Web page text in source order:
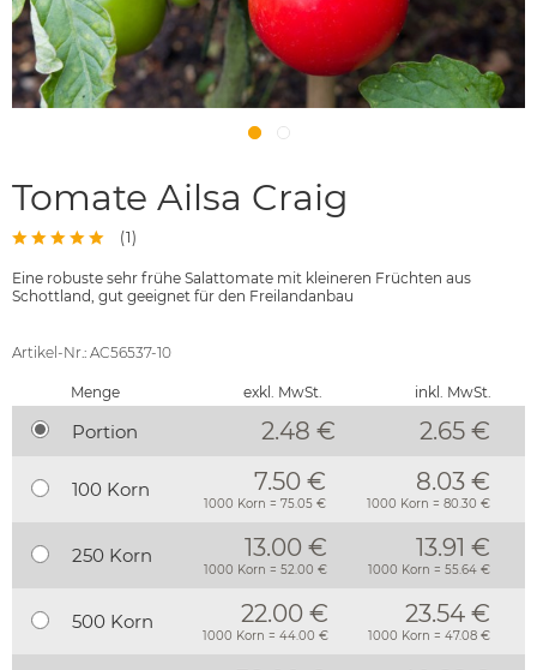
Tomate Ailsa Craig
(1)
Eine robuste sehr frühe Salattomate mit kleineren Früchten aus
Schottland, gut geeignet für den Freilandanbau
Artikel-Nr.: AC56537-10
Menge exkl. MwSt. inkl. MwSt.
Portion 2.48 € 2.65 €
100 Korn 7.50 €
1000 Korn = 75.05 €
8.03 €
1000 Korn = 80.30 €
250 Korn 13.00 €
1000 Korn = 52.00 €
13.91 €
1000 Korn = 55.64 €
500 Korn 22.00 €
1000 Korn = 44.00 €
23.54 €
1000 Korn = 47.08 €